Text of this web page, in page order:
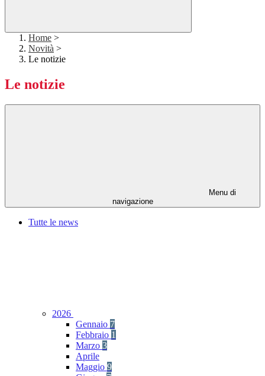
Home >
Novità >
Le notizie
Le notizie
Menu di
navigazione
Tutte le news
2026
Gennaio 7
Febbraio 1
Marzo 3
Aprile
Maggio 9